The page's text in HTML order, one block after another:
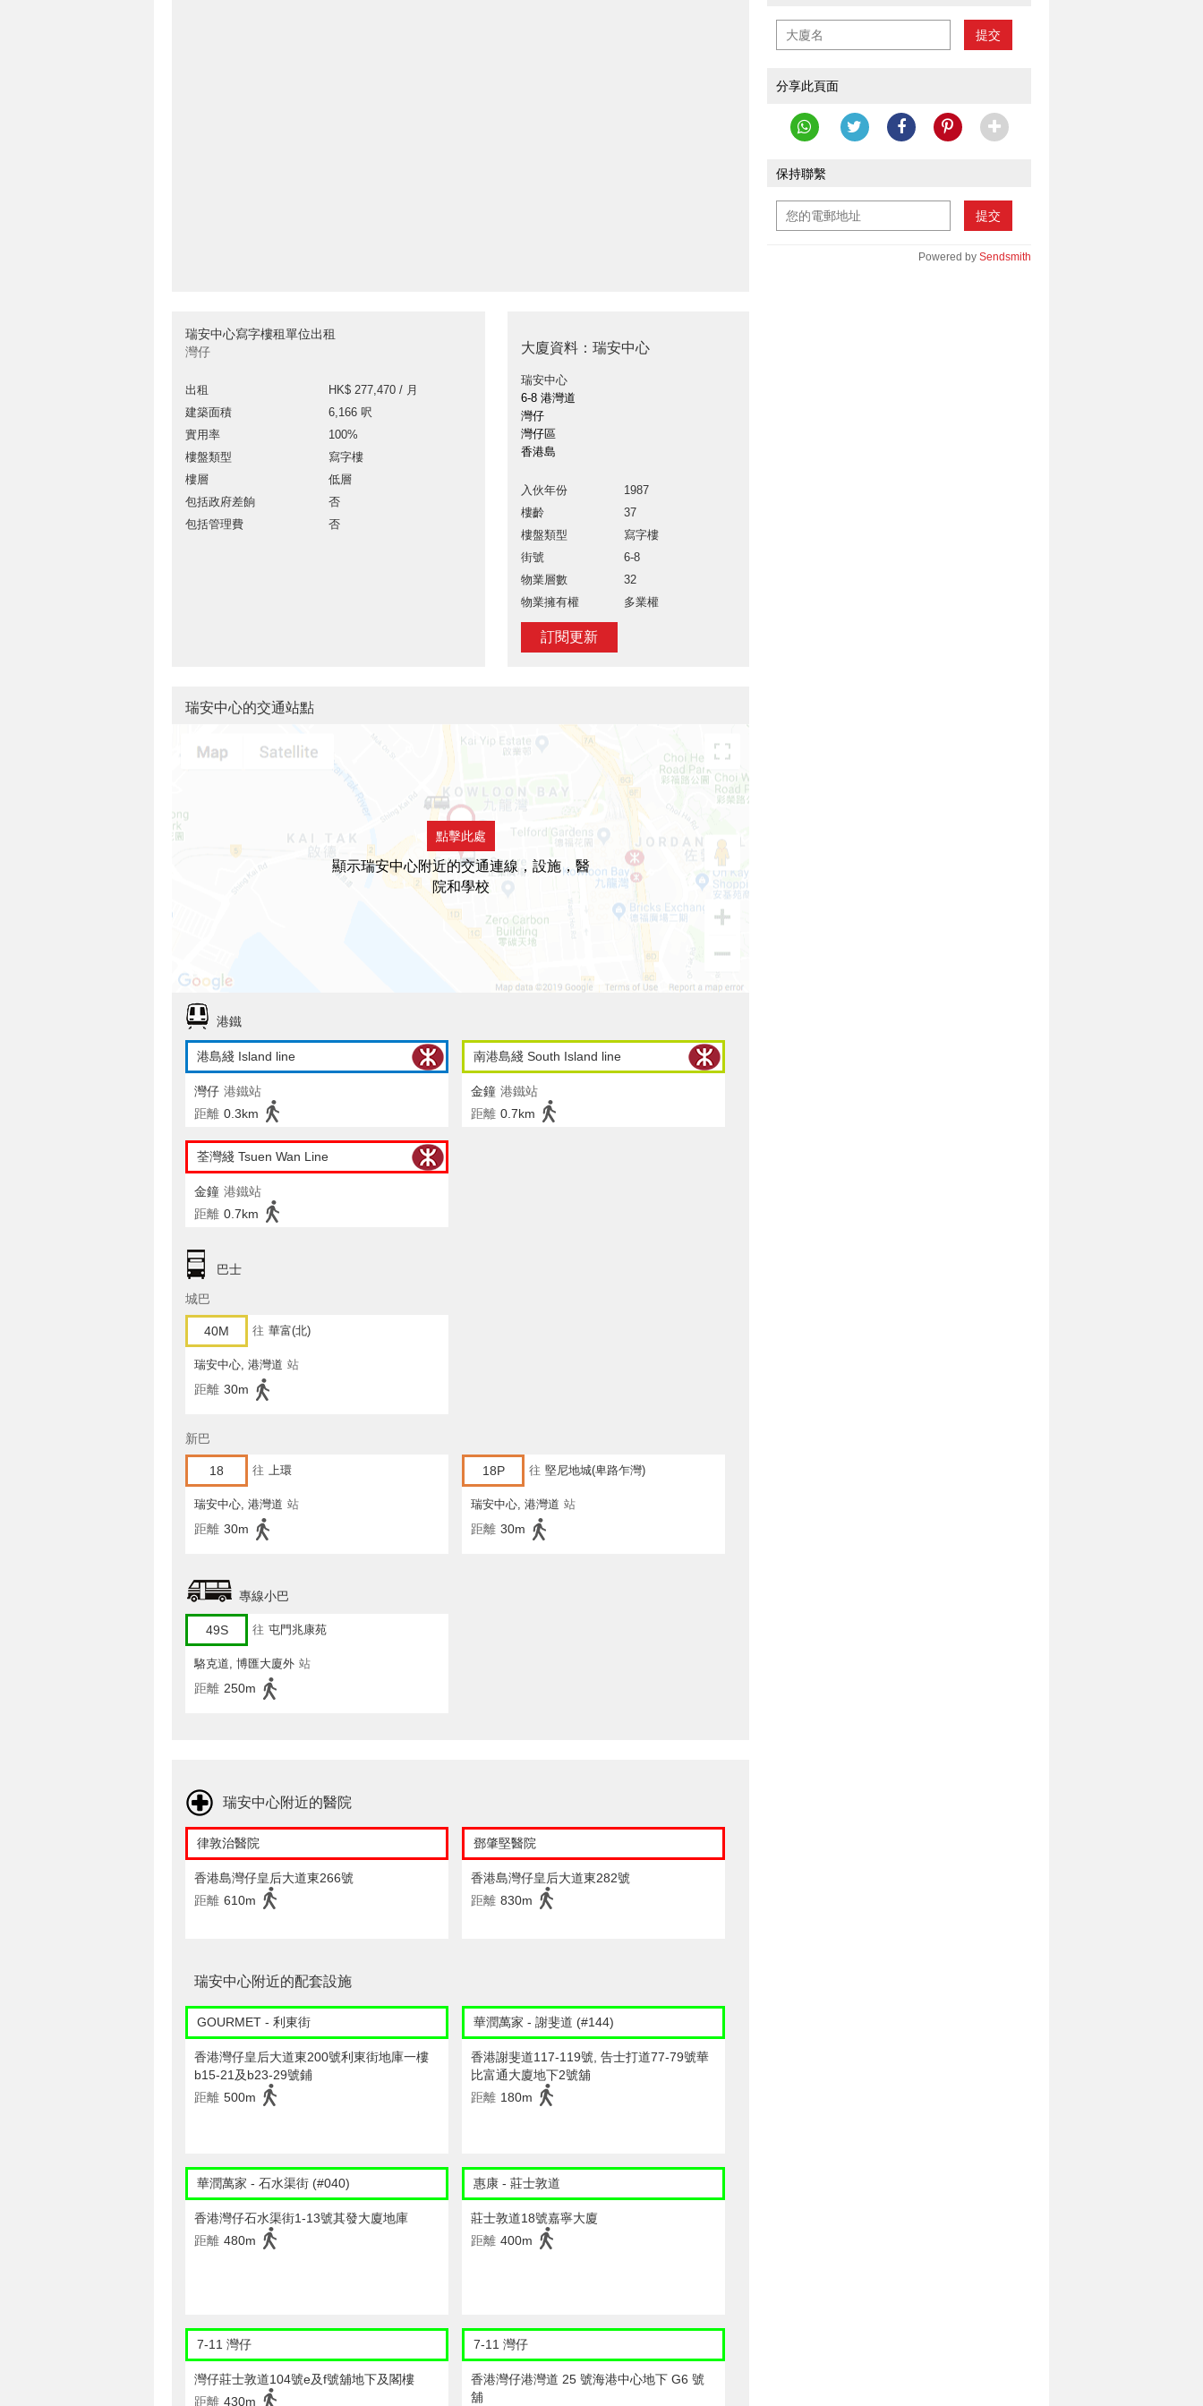
瑞安中心寫字樓租單位出租
灣仔
出租
HK$ 277,470 / 月
建築面積
6,166 呎
實用率
100%
樓盤類型
寫字樓
樓層
低層
包括政府差餉
否
包括管理費
否
大廈資料：瑞安中心
瑞安中心
6-8 港灣道
灣仔
灣仔區
香港島
入伙年份
1987
樓齡
37
樓盤類型
寫字樓
街號
6-8
物業層數
32
物業擁有權
多業權
訂閱更新
提交
分享此頁面
保持聯繫
提交
Powered by Sendsmith
瑞安中心的交通站點
點擊此處
顯示瑞安中心附近的交通連線，設施，醫
院和學校
港鐵
港島綫 Island line
灣仔 港鐵站
距離 0.3km
南港島綫 South Island line
金鐘 港鐵站
距離 0.7km
荃灣綫 Tsuen Wan Line
金鐘 港鐵站
距離 0.7km
巴士
城巴
40M 往 華富(北)
瑞安中心, 港灣道 站
距離 30m
新巴
18 往 上環
瑞安中心, 港灣道 站
距離 30m
18P 往 堅尼地城(卑路乍灣)
瑞安中心, 港灣道 站
距離 30m
專線小巴
49S 往 屯門兆康苑
駱克道, 博匯大廈外 站
距離 250m
瑞安中心附近的醫院
律敦治醫院
香港島灣仔皇后大道東266號
距離 610m
鄧肇堅醫院
香港島灣仔皇后大道東282號
距離 830m
瑞安中心附近的配套設施
GOURMET - 利東街
香港灣仔皇后大道東200號利東街地庫一樓
b15-21及b23-29號鋪
距離 500m
華潤萬家 - 謝斐道 (#144)
香港謝斐道117-119號, 告士打道77-79號華
比富通大廈地下2號舖
距離 180m
華潤萬家 - 石水渠街 (#040)
香港灣仔石水渠街1-13號其發大廈地庫
距離 480m
惠康 - 莊士敦道
莊士敦道18號嘉寧大廈
距離 400m
7-11 灣仔
灣仔莊士敦道104號e及f號舖地下及閣樓
距離 430m
7-11 灣仔
香港灣仔港灣道 25 號海港中心地下 G6 號
舖